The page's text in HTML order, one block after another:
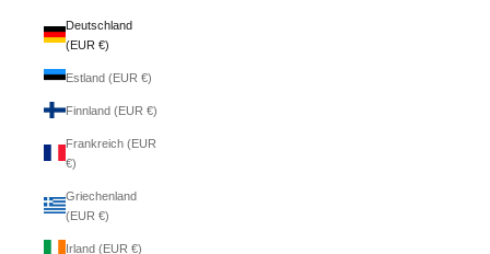
Deutschland
(EUR €)
Estland (EUR €)
Finnland (EUR €)
Frankreich (EUR
€)
Griechenland
(EUR €)
Irland (EUR €)